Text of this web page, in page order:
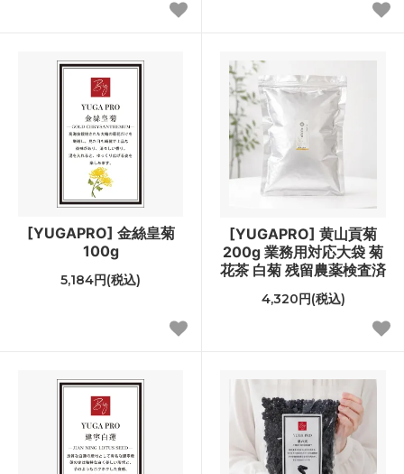
[YUGAPRO] 金絲皇菊
100g
5,184円(税込)
[YUGAPRO] 黄山貢菊
200g 業務用対応大袋 菊
花茶 白菊 残留農薬検査済
4,320円(税込)